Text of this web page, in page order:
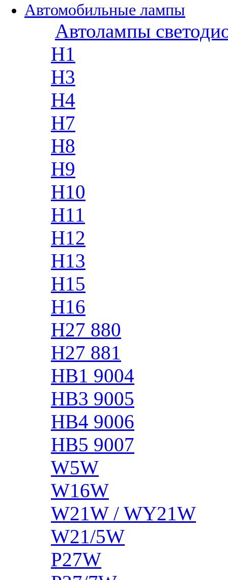
Автомобильные лампы
Автолампы
H1
H3
H4
H7
H8
H9
H10
H11
H12
H13
H15
H16
H27 880
H27 881
HB1 9004
HB3 9005
HB4 9006
HB5 9007
W5W
W16W
W21W / WY21W
W21/5W
P27W